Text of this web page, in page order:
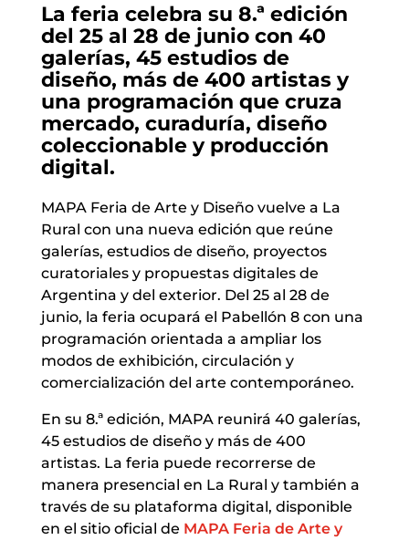
La feria celebra su 8.ª edición
del 25 al 28 de junio con 40
galerías, 45 estudios de
diseño, más de 400 artistas y
una programación que cruza
mercado, curaduría, diseño
coleccionable y producción
digital.
MAPA Feria de Arte y Diseño vuelve a La
Rural con una nueva edición que reúne
galerías, estudios de diseño, proyectos
curatoriales y propuestas digitales de
Argentina y del exterior. Del 25 al 28 de
junio, la feria ocupará el Pabellón 8 con una
programación orientada a ampliar los
modos de exhibición, circulación y
comercialización del arte contemporáneo.
En su 8.ª edición, MAPA reunirá 40 galerías,
45 estudios de diseño y más de 400
artistas. La feria puede recorrerse de
manera presencial en La Rural y también a
través de su plataforma digital, disponible
en el sitio oficial de MAPA Feria de Arte y